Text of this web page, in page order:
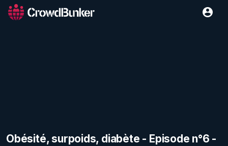
Obésité, surpoids, diabète - Episode n°6 -